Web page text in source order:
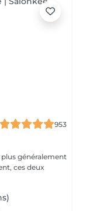
953
généralement
ces deux